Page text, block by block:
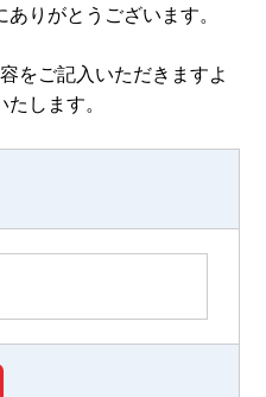
りがとうございます。
をご記入いただきますよ
たします。